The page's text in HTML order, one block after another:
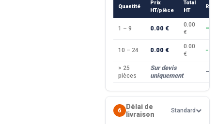
Quantité
Prix
HT/pièce
Total
HT
1 – 9 0.00 €
0.00
€
—
10 – 24 0.00 €
0.00
€
> 25
pièces
Sur devis
uniquement
—
6
Délai de
livraison
Standard